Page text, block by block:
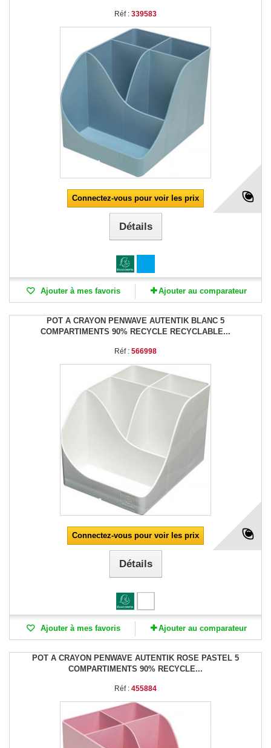
Réf : 339583
Connectez-vous pour voir les prix
Détails
Ajouter à mes favoris Ajouter au comparateur
POT A CRAYON PENWAVE AUTENTIK BLANC 5
COMPARTIMENTS 90% RECYCLE RECYCLABLE...
Réf : 566998
Connectez-vous pour voir les prix
Détails
Ajouter à mes favoris Ajouter au comparateur
POT A CRAYON PENWAVE AUTENTIK ROSE PASTEL 5
COMPARTIMENTS 90% RECYCLE...
Réf : 455884